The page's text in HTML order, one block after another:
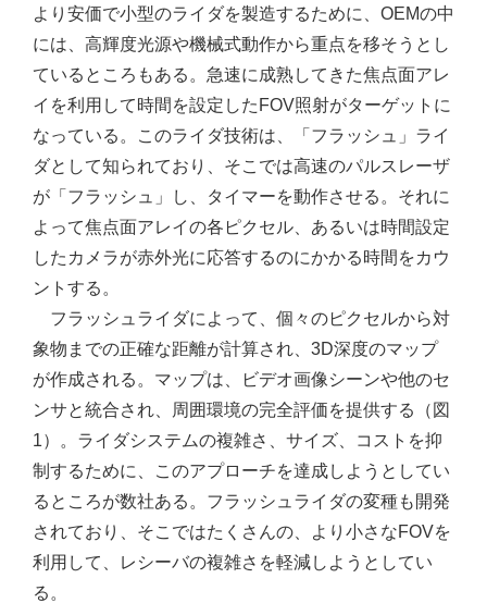
より安価で小型のライダを製造するために、OEMの中
には、高輝度光源や機械式動作から重点を移そうとし
ているところもある。急速に成熟してきた焦点面アレ
イを利用して時間を設定したFOV照射がターゲットに
なっている。このライダ技術は、「フラッシュ」ライ
ダとして知られており、そこでは高速のパルスレーザ
が「フラッシュ」し、タイマーを動作させる。それに
よって焦点面アレイの各ピクセル、あるいは時間設定
したカメラが赤外光に応答するのにかかる時間をカウ
ントする。
フラッシュライダによって、個々のピクセルから対
象物までの正確な距離が計算され、3D深度のマップ
が作成される。マップは、ビデオ画像シーンや他のセ
ンサと統合され、周囲環境の完全評価を提供する（図
1）。ライダシステムの複雑さ、サイズ、コストを抑
制するために、このアプローチを達成しようとしてい
るところが数社ある。フラッシュライダの変種も開発
されており、そこではたくさんの、より小さなFOVを
利用して、レシーバの複雑さを軽減しようとしてい
る。